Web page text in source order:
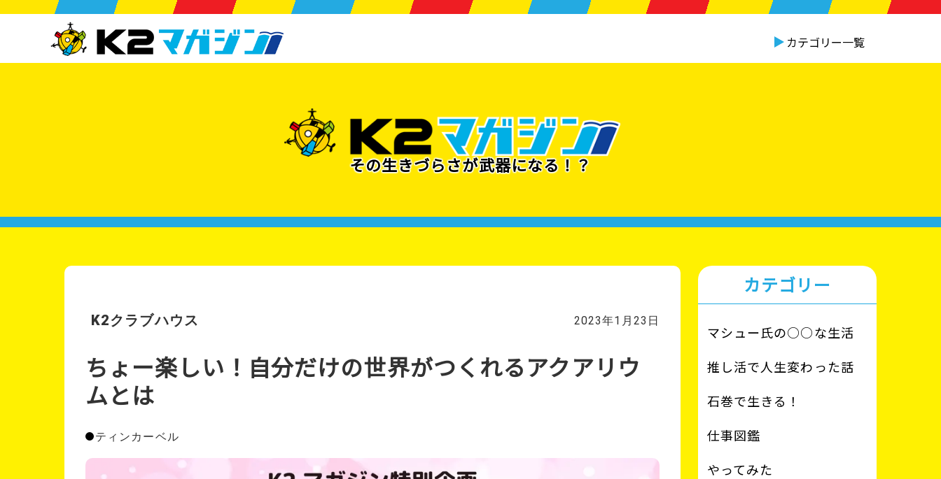
カテゴリー一覧
その生きづらさが武器になる！？
K2クラブハウス 2023年1月23日
ちょー楽しい！自分だけの世界がつくれるアクアリウ
ムとは
ティンカーベル
カテゴリー
マシュー氏の○○な生活
推し活で人生変わった話
石巻で生きる！
仕事図鑑
やってみた